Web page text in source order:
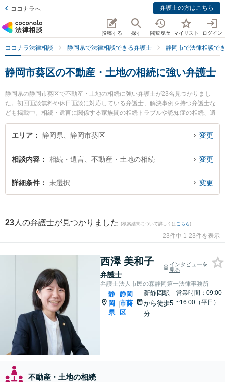
ココナラへ 弁護士の方はこちら
投稿する 探す 閲覧履歴 マイリスト ログイン
ココナラ法律相談 静岡県で法律相談できる弁護士 静岡市で法律相談で
静岡市葵区の不動産・土地の相続に強い弁護士
静岡県の静岡市葵区で不動産・土地の相続に強い弁護士が23名見つかりまし
た。初回面談無料や休日面談に対応している弁護士、解決事例を持つ弁護士な
ども掲載中。相続・遺言に関係する家族間の相続トラブルや認知症の相続、遺
産分割等の細かな分野での絞り込み検索もでき便利です。特に弁護士法人市民
の森静岡第一法律事務所の西澤 美和子弁護士や弁護士法人ましろ総合法律事務
日や夜間に発生した不動産・土地の相続のトラブルを今すぐに弁護士に相談し
たい』『不動産・土地の相続のトラブル解決の実績豊富な近くの弁護士を検索
したい』『初回相談無料で不動産・土地の相続を法律相談できる静岡市葵区内
エリア 静岡県、静岡市葵区 変更
相談内容 相続・遺言、不動産・土地の相続 変更
詳細条件 未選択 変更
23 人の弁護士が見つかりました (検索結果について詳しくは こちら)
23件中 1-23件を表示
西澤 美和子
弁護士
インタビューを
見る
弁護士法人市民の森静岡第一法律事務所
静
岡
県
|
静岡
市葵
区
新静岡駅
から徒歩5
分
営業時間：09:00
~16:00（平日）
不動産・土地の相続